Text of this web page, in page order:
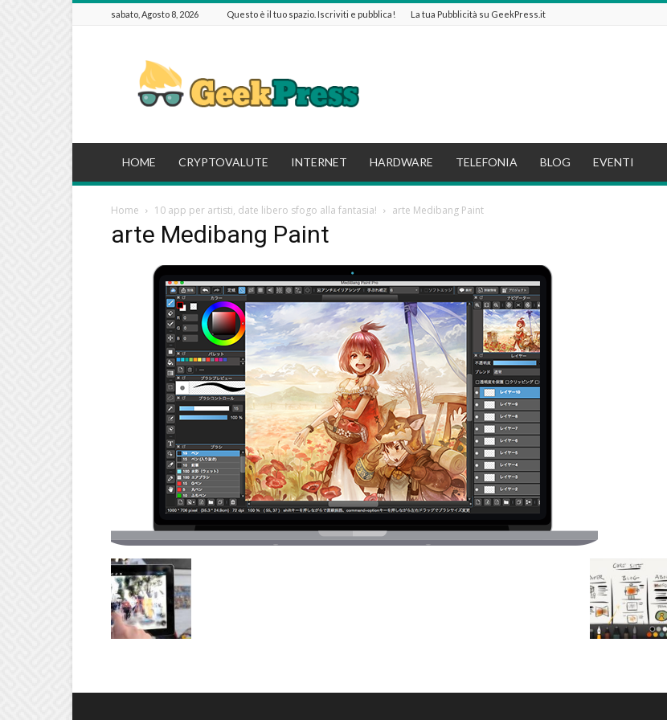
sabato, Agosto 8, 2026 Questo è il tuo spazio. Iscriviti e pubblica! La tua Pubblicità su GeekPress.it
HOME CRYPTOVALUTE INTERNET HARDWARE TELEFONIA BLOG EVENTI
Home 10 app per artisti, date libero sfogo alla fantasia! arte Medibang Paint
arte Medibang Paint